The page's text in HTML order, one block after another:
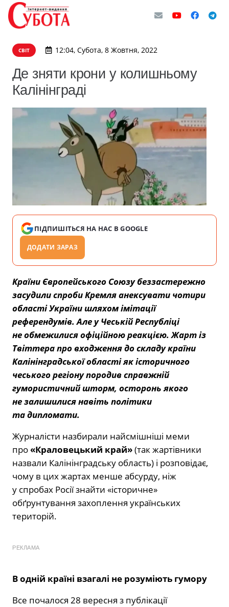
СВІТ 12:04, Субота, 8 Жовтня, 2022
Де зняти крони у колишньому
Калінінграді
ПІДПИШІТЬСЯ НА НАС В GOOGLE
ДОДАТИ ЗАРАЗ
Країни Європейського Союзу беззастережно
засудили спроби Кремля анексувати чотири
області України шляхом імітації
референдумів. Але у Чеській Республіці
не обмежилися офіційною реакцією. Жарт із
Твіттера про входження до складу країни
Калінінградської області як історичного
чеського регіону породив справжній
гумористичний шторм, осторонь якого
не залишилися навіть політики
та дипломати.
Журналісти назбирали найсмішніші меми
про«Краловецький край»(так жартівники
назвали Калінінградську область) і розповідає,
чому в цих жартах менше абсурду, ніж
у спробах Росії знайти «історичне»
обґрунтування захоплення українських
територій.
РЕКЛАМА
В одній країні взагалі не розуміють гумору
Все почалося 28 вересня з публікації